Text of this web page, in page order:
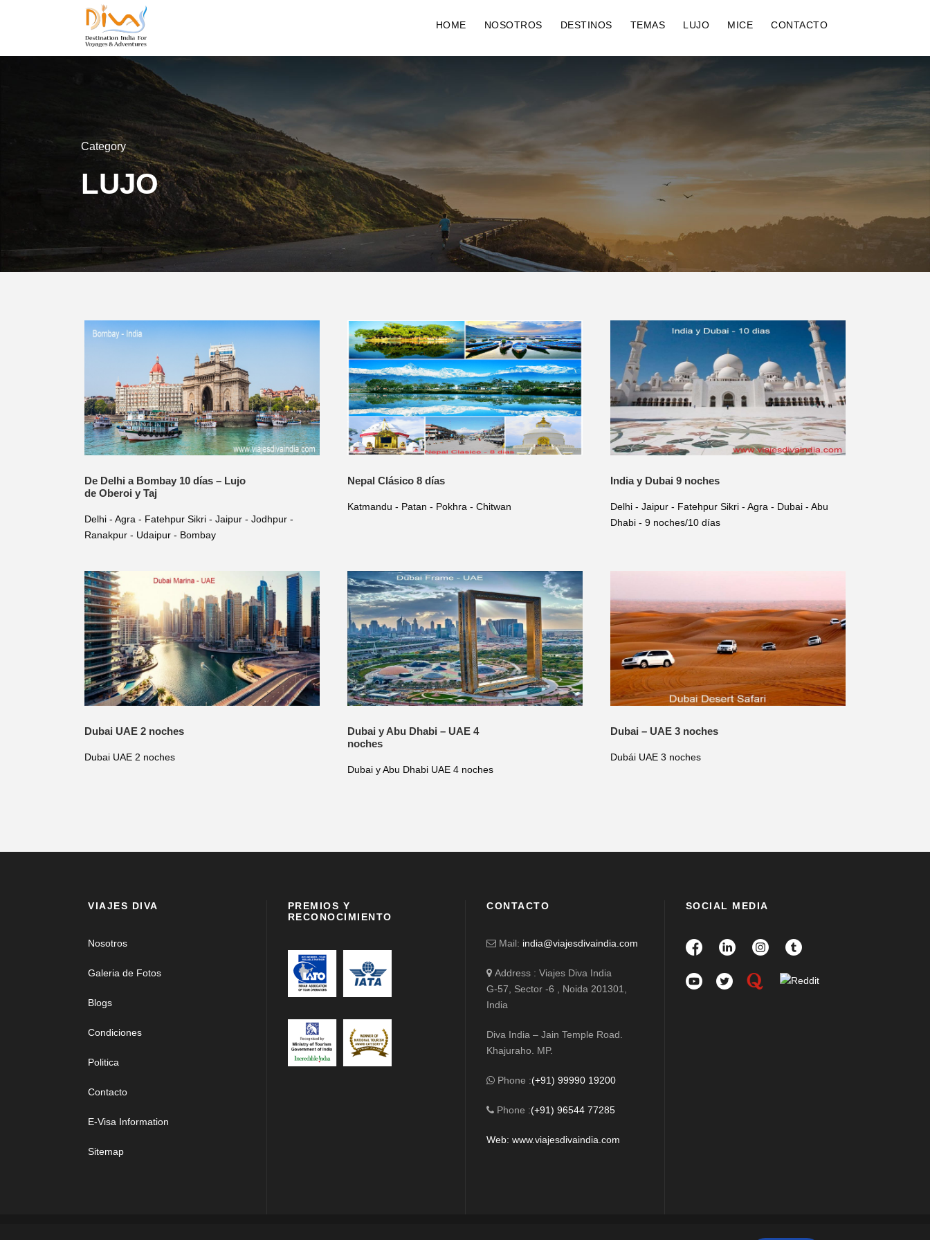
HOME NOSOTROS DESTINOS TEMAS LUJO MICE CONTACTO
Category
LUJO
De Delhi a Bombay 10 días – Lujo
de Oberoi y Taj
Delhi - Agra - Fatehpur Sikri - Jaipur - Jodhpur -
Ranakpur - Udaipur - Bombay
Nepal Clásico 8 días
Katmandu - Patan - Pokhra - Chitwan
India y Dubai 9 noches
Delhi - Jaipur - Fatehpur Sikri - Agra - Dubai - Abu
Dhabi - 9 noches/10 días
Dubai UAE 2 noches
Dubai UAE 2 noches
Dubai y Abu Dhabi – UAE 4
noches
Dubai y Abu Dhabi UAE 4 noches
Dubai – UAE 3 noches
Dubái UAE 3 noches
VIAJES DIVA
Nosotros
Galeria de Fotos
Blogs
Condiciones
Politica
Contacto
E-Visa Information
Sitemap
PREMIOS Y
RECONOCIMIENTO
CONTACTO
Mail: india@viajesdivaindia.com
Address : Viajes Diva India
G-57, Sector -6 , Noida 201301,
India
Diva India – Jain Temple Road.
Khajuraho. MP.
Phone :(+91) 99990 19200
Phone :(+91) 96544 77285
Web: www.viajesdivaindia.com
SOCIAL MEDIA